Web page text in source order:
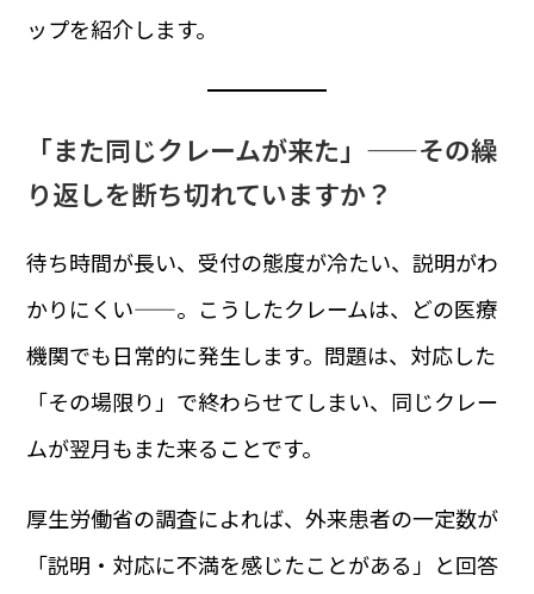
ップを紹介します。
「また同じクレームが来た」——その繰
り返しを断ち切れていますか？
待ち時間が長い、受付の態度が冷たい、説明がわ
かりにくい——。こうしたクレームは、どの医療
機関でも日常的に発生します。問題は、対応した
「その場限り」で終わらせてしまい、同じクレー
ムが翌月もまた来ることです。
厚生労働省の調査によれば、外来患者の一定数が
「説明・対応に不満を感じたことがある」と回答